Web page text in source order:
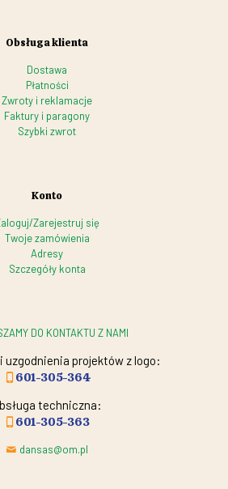
Obsługa klienta
Dostawa
Płatności
Zwroty i reklamacje
Faktury i paragony
Szybki zwrot
Konto
Zarejestruj się
Twoje zamówienia
Adresy
Szczegóły konta
DO KONTAKTU Z NAMI
uzgodnienia projektów z logo:
601-305-364
techniczna:
601-305-363
dansas@om.pl